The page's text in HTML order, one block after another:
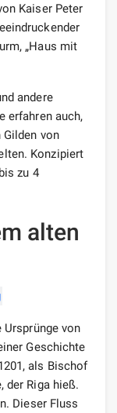
Kaiser Peter
„Haus mit
andere
erfahren auch,
von
Konzipiert
zu 4
alten
von
Geschichte
als Bischof
der Riga hieß.
n. Dieser Fluss